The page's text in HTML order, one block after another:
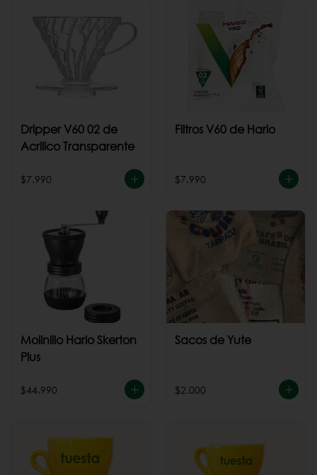
Dripper V60 02 de
Acrilico Transparente
$7.990
Filtros V60 de Hario
$7.990
Molinillo Hario Skerton
Plus
$44.990
Sacos de Yute
$2.000